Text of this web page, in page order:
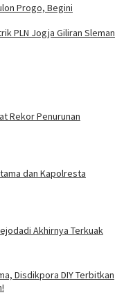
Progo, Begini
PLN Jogja Giliran Sleman
Rekor Penurunan
dan Kapolresta
Akhirnya Terkuak
Disdikpora DIY Terbitkan